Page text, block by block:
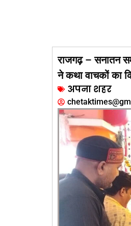
राजगढ़ – सनातन
ने कथा वाचकों का
अपना शहर